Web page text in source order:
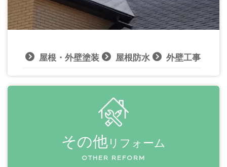
屋根・外壁塗装 屋根防水 外壁工事
その他 リフォーム
OTHER REFORM